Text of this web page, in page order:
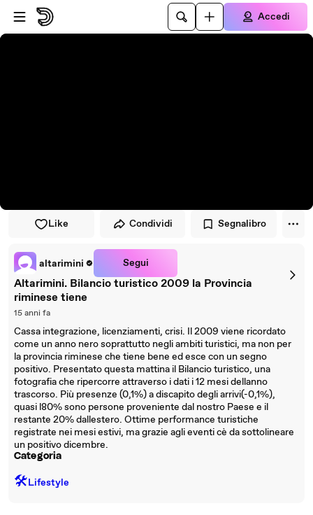
Vai al lettore
Passa al contenuto principale
Accedi
Like Condividi Segnalibro
altarimini Segui
Altarimini. Bilancio turistico 2009 la Provincia
riminese tiene
15 anni fa
Cassa integrazione, licenziamenti, crisi. Il 2009 viene ricordato
come un anno nero soprattutto negli ambiti turistici, ma non per
la provincia riminese che tiene bene ed esce con un segno
positivo. Presentato questa mattina il Bilancio turistico, una
fotografia che ripercorre attraverso i dati i 12 mesi dellanno
trascorso. Più presenze (0,1%) a discapito degli arrivi(-0,1%),
quasi l80% sono persone proveniente dal nostro Paese e il
restante 20% dallestero. Ottime performance turistiche
registrate nei mesi estivi, ma grazie agli eventi cè da sottolineare
un positivo dicembre.
Categoria
🛠️Lifestyle